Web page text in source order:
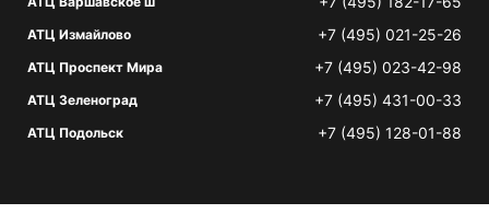
АТЦ Измайлово +7 (495) 021-25-26
АТЦ Проспект Мира +7 (495) 023-42-98
АТЦ Зеленоград +7 (495) 431-00-33
АТЦ Подольск +7 (495) 128-01-88